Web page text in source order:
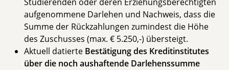
aufgenommene Darlehen und Nachweis, dass die
Summe der Rückzahlungen zumindest die Höhe
des Zuschusses (max. € 5.250,-) übersteigt.
Aktuell datierte Bestätigung des Kreditinstitutes
über die noch aushaftende Darlehenssumme